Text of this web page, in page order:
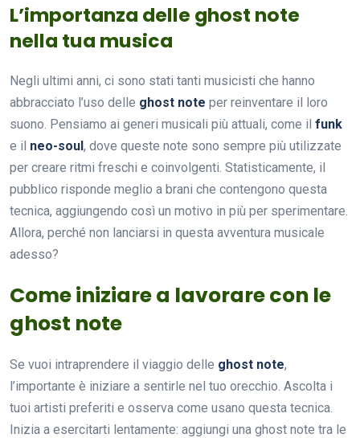
L’importanza delle ghost note
nella tua musica
Negli ultimi anni, ci sono stati tanti musicisti che hanno
abbracciato l’uso delle ghost note per reinventare il loro
suono. Pensiamo ai generi musicali più attuali, come il funk
e il neo-soul, dove queste note sono sempre più utilizzate
per creare ritmi freschi e coinvolgenti. Statisticamente, il
pubblico risponde meglio a brani che contengono questa
tecnica, aggiungendo così un motivo in più per sperimentare.
Allora, perché non lanciarsi in questa avventura musicale
adesso?
Come iniziare a lavorare con le
ghost note
Se vuoi intraprendere il viaggio delle ghost note,
l’importante è iniziare a sentirle nel tuo orecchio. Ascolta i
tuoi artisti preferiti e osserva come usano questa tecnica.
Inizia a esercitarti lentamente: aggiungi una ghost note tra le